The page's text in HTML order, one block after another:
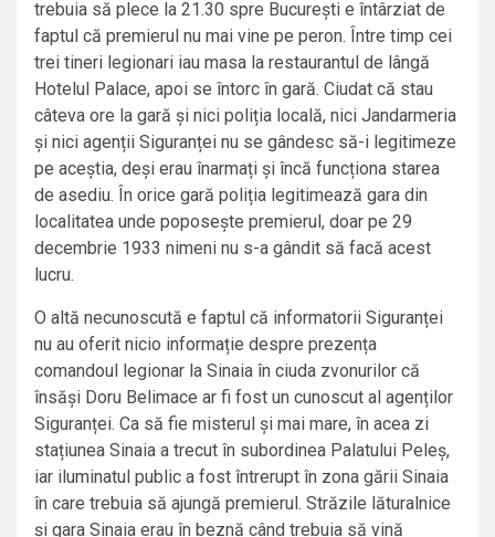
trebuia să plece la 21.30 spre București e întârziat de
faptul că premierul nu mai vine pe peron. Între timp cei
trei tineri legionari iau masa la restaurantul de lângă
Hotelul Palace, apoi se întorc în gară. Ciudat că stau
câteva ore la gară și nici poliția locală, nici Jandarmeria
și nici agenții Siguranței nu se gândesc să-i legitimeze
pe aceștia, deși erau înarmați și încă funcționa starea
de asediu. În orice gară poliția legitimează gara din
localitatea unde poposește premierul, doar pe 29
decembrie 1933 nimeni nu s-a gândit să facă acest
lucru.
O altă necunoscută e faptul că informatorii Siguranței
nu au oferit nicio informație despre prezența
comandoul legionar la Sinaia în ciuda zvonurilor că
însăși Doru Belimace ar fi fost un cunoscut al agenților
Siguranței. Ca să fie misterul și mai mare, în acea zi
stațiunea Sinaia a trecut în subordinea Palatului Peleș,
iar iluminatul public a fost întrerupt în zona gării Sinaia
în care trebuia să ajungă premierul. Străzile lăturalnice
și gara Sinaia erau în beznă când trebuia să vină